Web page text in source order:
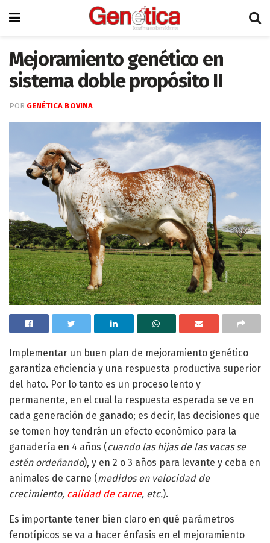
Mejoramiento genético en
sistema doble propósito II
POR GENÉTICA BOVINA
Implementar un buen plan de mejoramiento genético
garantiza eficiencia y una respuesta productiva superior
del hato. Por lo tanto es un proceso lento y
permanente, en el cual la respuesta esperada se ve en
cada generación de ganado; es decir, las decisiones que
se tomen hoy tendrán un efecto económico para la
ganadería en 4 años (cuando las hijas de las vacas se
estén ordeñando), y en 2 o 3 años para levante y ceba en
animales de carne (medidos en velocidad de
crecimiento, calidad de carne, etc.).
Es importante tener bien claro en qué parámetros
fenotípicos se va a hacer énfasis en el mejoramiento